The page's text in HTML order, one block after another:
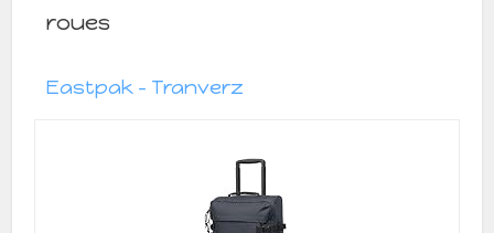
roues
Eastpak – Tranverz